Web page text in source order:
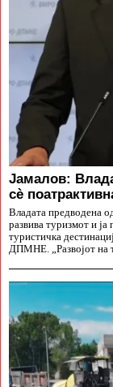
Јамалов:
сè
Владата предводена
развива туризмот и
туристичка
ДПМНЕ. „Развојот на